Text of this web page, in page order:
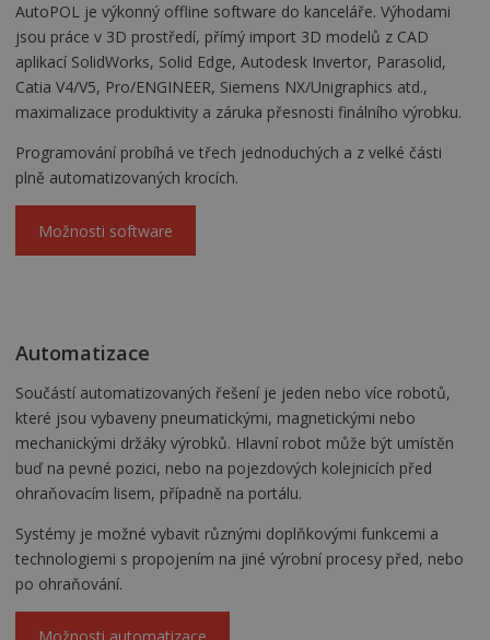
AutoPOL je výkonný offline software do kanceláře. Výhodami
jsou práce v 3D prostředí, přímý import 3D modelů z CAD
aplikací SolidWorks, Solid Edge, Autodesk Invertor, Parasolid,
Catia V4/V5, Pro/ENGINEER, Siemens NX/Unigraphics atd.,
maximalizace produktivity a záruka přesnosti finálního výrobku.
Programování probíhá ve třech jednoduchých a z velké části
plně automatizovaných krocích.
Možnosti software
Automatizace
Součástí automatizovaných řešení je jeden nebo více robotů,
které jsou vybaveny pneumatickými, magnetickými nebo
mechanickými držáky výrobků. Hlavní robot může být umístěn
buď na pevné pozici, nebo na pojezdových kolejnicích před
ohraňovacím lisem, případně na portálu.
Systémy je možné vybavit různými doplňkovými funkcemi a
technologiemi s propojením na jiné výrobní procesy před, nebo
po ohraňování.